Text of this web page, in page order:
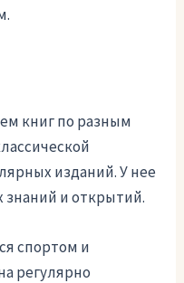
книг по разным
изданий. У нее
знаний и открытий.
спортом и
регулярно